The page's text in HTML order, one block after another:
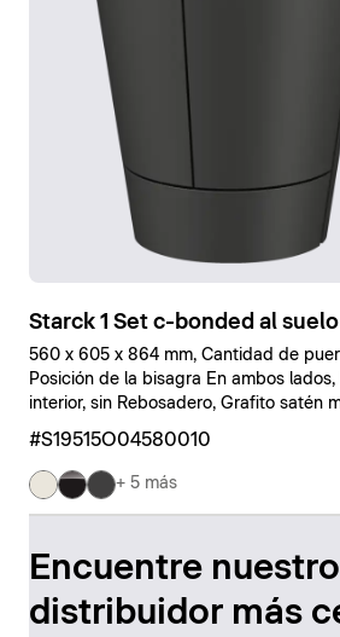
Starck 1 Set c-bonded al suelo
560 x 605 x 864 mm, Cantidad de
Posición de la bisagra En ambos lados,
interior, sin Rebosadero, Grafito satén
#S19515O04580010
+ 5 más
Encuentre nuestro
distribuidor más